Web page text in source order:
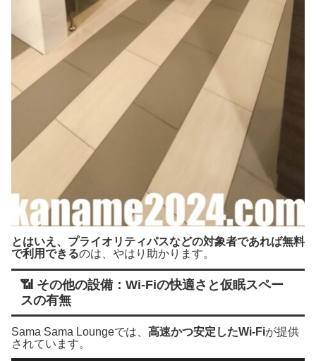
とはいえ、プライオリティパスなどの対象者であれば無料
で利用できるのは、やはり助かります。
📶 その他の設備：Wi-Fiの快適さと仮眠スペー
スの有無
Sama Sama Loungeでは、 高速かつ安定したWi-Fiが提供
されています。